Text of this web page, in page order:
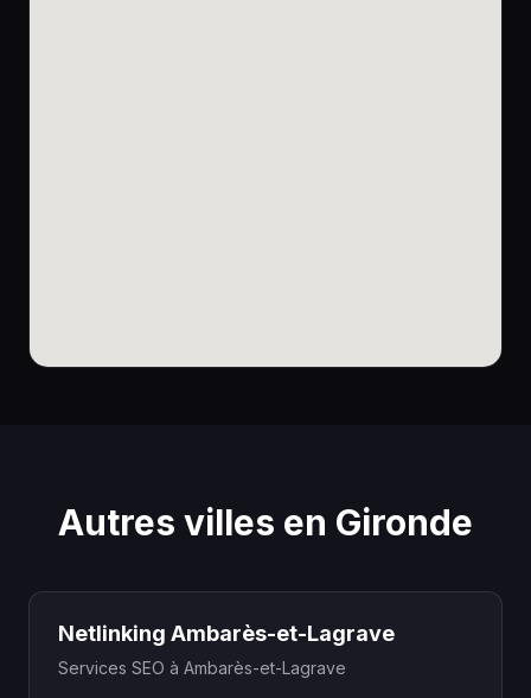
Autres villes en Gironde
Netlinking Ambarès-et-Lagrave
Services SEO à Ambarès-et-Lagrave